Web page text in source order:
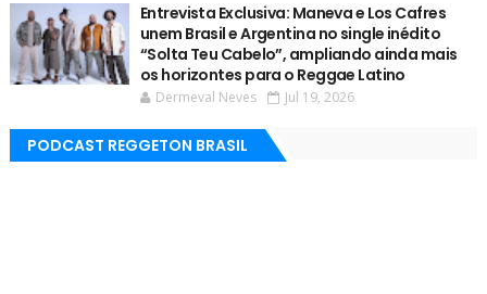
Entrevista Exclusiva: Maneva e Los Cafres
unem Brasil e Argentina no single inédito
“Solta Teu Cabelo”, ampliando ainda mais
os horizontes para o Reggae Latino
Dermeval Neves Jul 19, 2026
PODCAST REGGETON BRASIL